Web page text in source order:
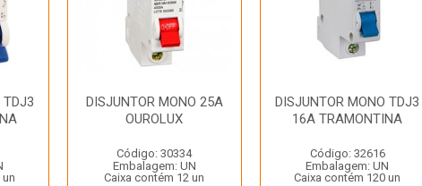
TDJ3
DISJUNTOR MONO 25A
OUROLUX
Código: 30334
Embalagem: UN
Caixa contém 12 un
DISJUNTOR MONO TDJ3
16A TRAMONTINA
Código: 32616
Embalagem: UN
Caixa contém 120 un